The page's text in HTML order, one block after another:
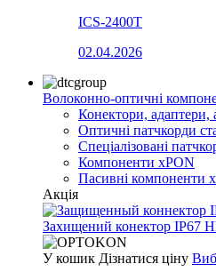
ICS-2400T
02.04.2026
Волоконно-оптичні
Конектори, адаптери,
Оптичні патчкорди
Спеціалізовані
Компоненти xPON
Пасивні компоненти
Акція
Захищений конектор IP67
У кошик Дізнатися ціну